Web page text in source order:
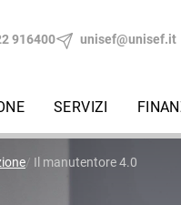
916400 unisef@unisef.it
SERVIZI
Il manutentore 4.0